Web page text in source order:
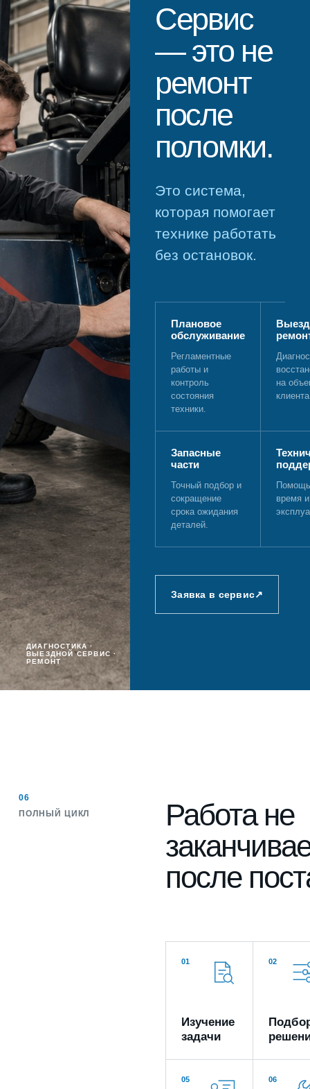
ДИАГНОСТИКА ·
ВЫЕЗДНОЙ СЕРВИС ·
РЕМОНТ
Сервис
— это не
ремонт
после
поломки.
Это система,
которая помогает
технике работать
без остановок.
Плановое
обслуживание
Регламентные
работы и
контроль
состояния
техники.
на
Запасные
части
Точный подбор и
сокращение
срока ожидания
деталей.
время
Заявка в сервис↗
06
ПОЛНЫЙ ЦИКЛ
Работа не
после
01
Изучение
задачи
02
05 06